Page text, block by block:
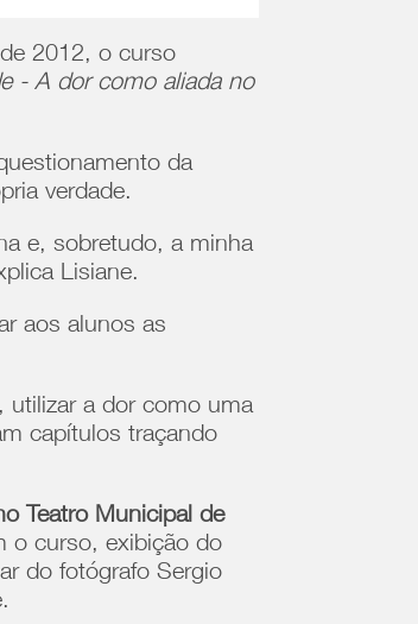
2012, o curso
- A dor como aliada no
da
verdade.
e, sobretudo, a minha
Lisiane.
aos alunos as
utilizar a dor como uma
capítulos traçando
Teatro Municipal de
o curso, exibição do
do fotógrafo Sergio